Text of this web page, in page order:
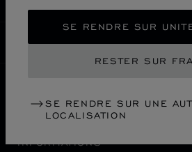
SE RENDRE SUR
RESTER SUR
SE RENDRE SUR UNE
LOCALISATION
FRANCE
LOCALISATION
CHANGER DE PAYS
NOUS CONTACTER
INFORMATIONS